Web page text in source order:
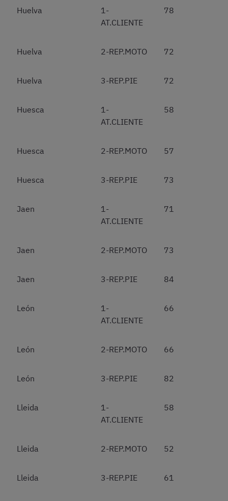
Huelva
1-
AT.CLIENTE
78
Huelva 2-REP.MOTO 72
Huelva 3-REP.PIE 72
Huesca
1-
AT.CLIENTE
58
Huesca 2-REP.MOTO 57
Huesca 3-REP.PIE 73
Jaen
1-
AT.CLIENTE
71
Jaen 2-REP.MOTO 73
Jaen 3-REP.PIE 84
León
1-
AT.CLIENTE
66
León 2-REP.MOTO 66
León 3-REP.PIE 82
Lleida
1-
AT.CLIENTE
58
Lleida 2-REP.MOTO 52
Lleida 3-REP.PIE 61